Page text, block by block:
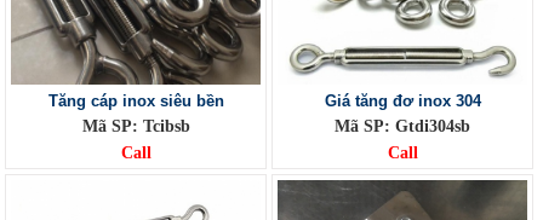
Tăng cáp inox siêu bền
Mã SP: Tcibsb
Call
Giá tăng đơ inox 304
Mã SP: Gtdi304sb
Call